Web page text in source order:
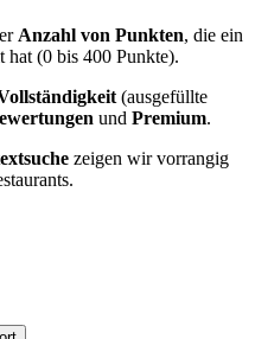
Anzahl von Punkten, die ein
hat (0 bis 400 Punkte).
(ausgefüllte
und Premium.
zeigen wir vorrangig